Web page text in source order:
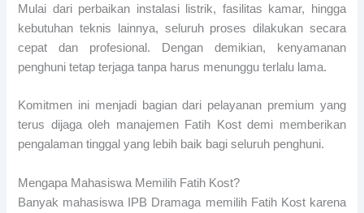
Mulai dari perbaikan instalasi listrik, fasilitas kamar, hingga
kebutuhan teknis lainnya, seluruh proses dilakukan secara
cepat dan profesional. Dengan demikian, kenyamanan
penghuni tetap terjaga tanpa harus menunggu terlalu lama.
Komitmen ini menjadi bagian dari pelayanan premium yang
terus dijaga oleh manajemen Fatih Kost demi memberikan
pengalaman tinggal yang lebih baik bagi seluruh penghuni.
Mengapa Mahasiswa Memilih Fatih Kost?
Banyak mahasiswa IPB Dramaga memilih Fatih Kost karena